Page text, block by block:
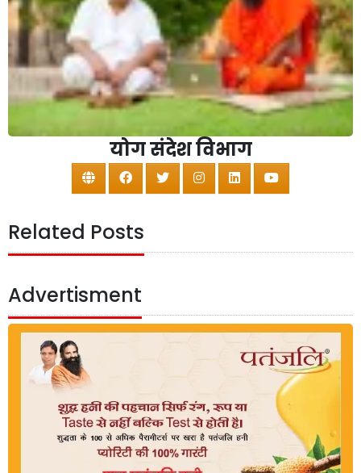
योग संदेश विभाग
Related Posts
Advertisment